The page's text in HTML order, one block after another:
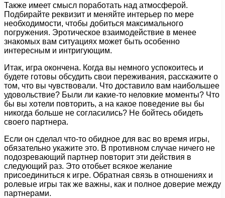
Также имеет смысл поработать над атмосферой.
Подбирайте реквизит и меняйте интерьер по мере
необходимости, чтобы добиться максимального
погружения. Эротическое взаимодействие в менее
знакомых вам ситуациях может быть особенно
интересным и интригующим.
Итак, игра окончена. Когда вы немного успокоитесь и
будете готовы обсудить свои переживания, расскажите о
том, что вы чувствовали. Что доставило вам наибольшее
удовольствие? Были ли какие-то неловкие моменты? Что
бы вы хотели повторить, а на какое поведение вы бы
никогда больше не согласились? Не бойтесь обидеть
своего партнера.
Если он сделал что-то обидное для вас во время игры,
обязательно укажите это. В противном случае ничего не
подозревающий партнер повторит эти действия в
следующий раз. Это отобьет всякое желание
присоединиться к игре. Обратная связь в отношениях и
ролевые игры так же важны, как и полное доверие между
партнерами.